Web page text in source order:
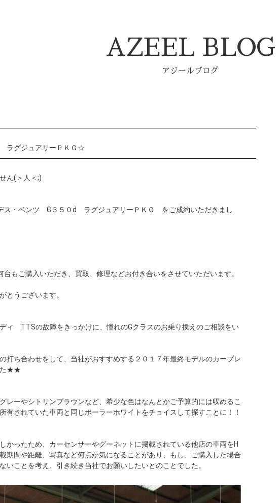
AZEEL BLOG
アジールブログ
グジュアリーＰＫＧ☆
ん(＞人＜;)
ス・ベンツ G３５０d ラグジュアリーＰＫＧ をご成約いただきまし
もご購入いただき、買取、修理などお付き合いをさせていただいます。
とうございます。
ィ TTSの故障をきっかけに、憧れのGクラスのお乗り換えのご相談をい
打ち合わせをして、当社がおすすめする２０１７年最終モデルのカープレ
た★★
レーやシトリンブラウンなど、希少な色はなんとかご予算的には収めるこ
有されていた車両と同じポーラーホワイトをチョイスして探すことに！！
かったため、カーセンサーやグーネットに掲載されている他店の車両をH
期間や距離、写真など何点か気になることがあり、もし、ご購入した場合
いことを考え、引き続き当社でお願いしたいとのことでした。